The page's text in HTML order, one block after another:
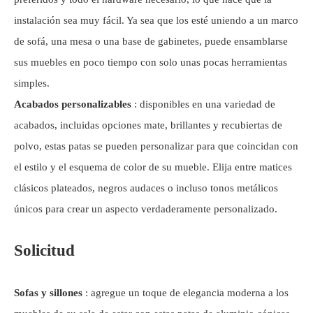
instalación sea muy fácil. Ya sea que los esté uniendo a un marco
de sofá, una mesa o una base de gabinetes, puede ensamblarse
sus muebles en poco tiempo con solo unas pocas herramientas
simples.
Acabados personalizables : disponibles en una variedad de
acabados, incluidas opciones mate, brillantes y recubiertas de
polvo, estas patas se pueden personalizar para que coincidan con
el estilo y el esquema de color de su mueble. Elija entre matices
clásicos plateados, negros audaces o incluso tonos metálicos
únicos para crear un aspecto verdaderamente personalizado.
Solicitud
Sofas y sillones : agregue un toque de elegancia moderna a los